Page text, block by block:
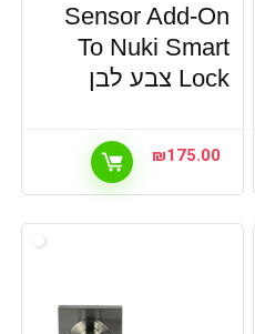
Sensor Add-On
To Nuki Smart
Lock צבע לבן
₪175.00